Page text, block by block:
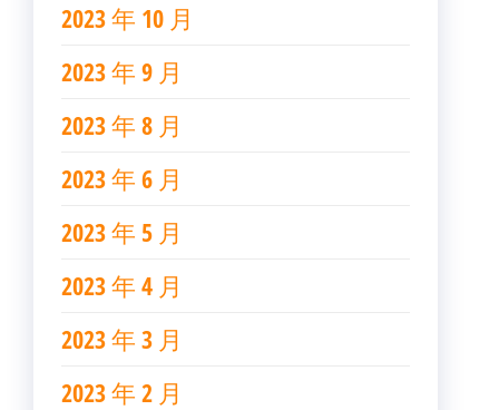
2023 年 10 月
2023 年 9 月
2023 年 8 月
2023 年 6 月
2023 年 5 月
2023 年 4 月
2023 年 3 月
2023 年 2 月